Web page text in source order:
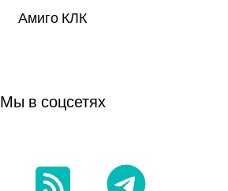
Амиго КЛК
Мы в соцсетях